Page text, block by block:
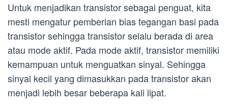
Untuk menjadikan transistor sebagai penguat, kita
mesti mengatur pemberian bias tegangan basi pada
transistor sehingga transistor selalu berada di area
atau mode aktif. Pada mode aktif, transistor memiliki
kemampuan untuk menguatkan sinyal. Sehingga
sinyal kecil yang dimasukkan pada transistor akan
menjadi lebih besar beberapa kali lipat.